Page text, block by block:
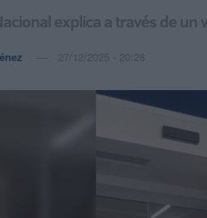
explica a través de
27/12/2025 - 20:28